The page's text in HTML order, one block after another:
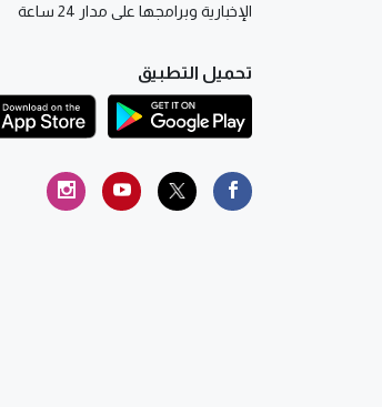
الإخبارية وبرامجها على مدار 24 ساعة
تحميل التطبيق